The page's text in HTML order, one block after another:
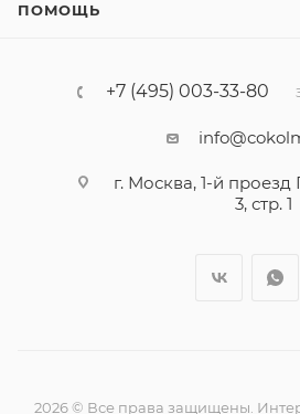
ПОМОЩЬ
+7 (495) 003-33-80
г. Москва, 1-й
3, стр. 1
2026 © Все права защищены.